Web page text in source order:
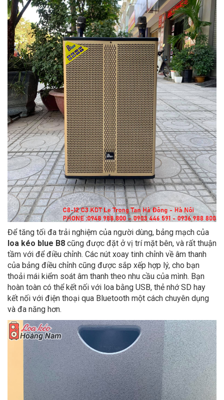
Để tăng tối đa trải nghiệm của người dùng, bảng mạch của
loa kéo blue B8 cũng được đặt ở vị trí mặt bên, và rất thuận
tầm với để điều chỉnh. Các nút xoay tinh chỉnh về âm thanh
của bảng điều chỉnh cũng được sắp xếp hợp lý, cho bạn
thoải mái kiểm soát âm thanh theo nhu cầu của mình. Bạn
hoàn toàn có thể kết nối với loa bằng USB, thẻ nhớ SD hay
kết nối với điện thoại qua Bluetooth một cách chuyên dụng
và đa năng hơn.